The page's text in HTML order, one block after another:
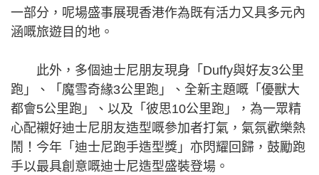
一部分，呢場盛事展現香港作為既有活力又具多元內
涵嘅旅遊目的地。
此外，多個迪士尼朋友現身「Duffy與好友3公里
跑」、「魔雪奇緣3公里跑」、全新主題嘅「優獸大
都會5公里跑」、以及「彼思10公里跑」，為一眾精
心配襯好迪士尼朋友造型嘅參加者打氣，氣氛歡樂熱
鬧！今年「迪士尼跑手造型獎」亦閃耀回歸，鼓勵跑
手以最具創意嘅迪士尼造型盛裝登場。